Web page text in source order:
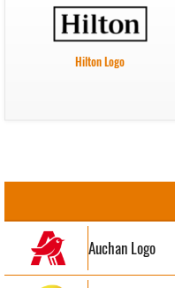
Hilton Logo
Auchan Logo